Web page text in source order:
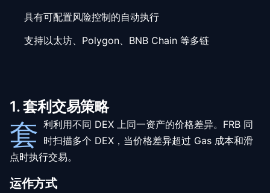
具有可配置风险控制的自动执行
支持以太坊、Polygon、BNB Chain 等多链
1. 套利交易策略
套 利利用不同 DEX 上同一资产的价格差异。FRB 同
时扫描多个 DEX，当价格差异超过 Gas 成本和滑
点时执行交易。
运作方式